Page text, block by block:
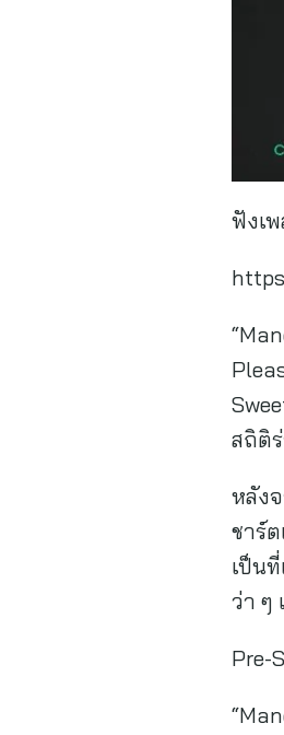
ฟังเ
สถิติ
หลัง
ชาร์
เป็น
ว่า ๆ
Pre-